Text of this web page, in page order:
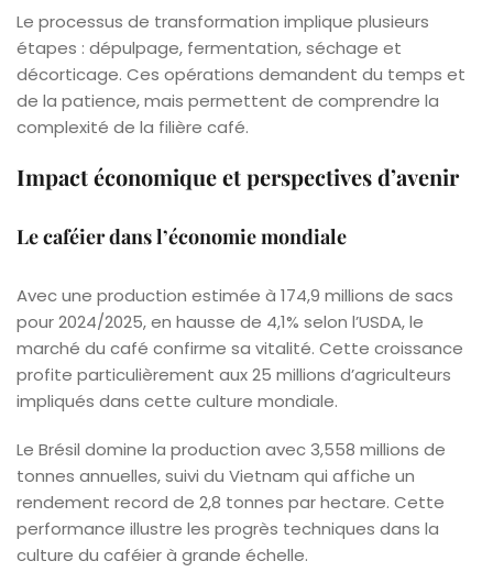
Le processus de transformation implique plusieurs
étapes : dépulpage, fermentation, séchage et
décorticage. Ces opérations demandent du temps et
de la patience, mais permettent de comprendre la
complexité de la filière café.
Impact économique et perspectives d’avenir
Le caféier dans l’économie mondiale
Avec une production estimée à 174,9 millions de sacs
pour 2024/2025, en hausse de 4,1% selon l’USDA, le
marché du café confirme sa vitalité. Cette croissance
profite particulièrement aux 25 millions d’agriculteurs
impliqués dans cette culture mondiale.
Le Brésil domine la production avec 3,558 millions de
tonnes annuelles, suivi du Vietnam qui affiche un
rendement record de 2,8 tonnes par hectare. Cette
performance illustre les progrès techniques dans la
culture du caféier à grande échelle.